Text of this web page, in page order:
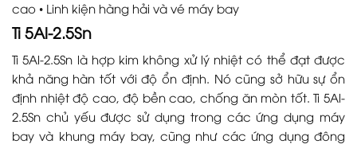
cao • Linh kiện hàng hải và vé máy bay
Ti 5Al-2.5Sn
Ti 5Al-2.5Sn là hợp kim không xử lý nhiệt có thể đạt được
khả năng hàn tốt với độ ổn định. Nó cũng sở hữu sự ổn
định nhiệt độ cao, độ bền cao, chống ăn mòn tốt. Ti 5Al-
2.5Sn chủ yếu được sử dụng trong các ứng dụng máy
bay và khung máy bay, cũng như các ứng dụng đông